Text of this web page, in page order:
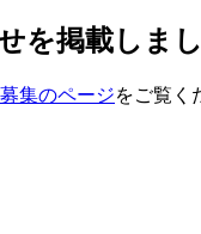
を掲載しま
集のページをご覧く